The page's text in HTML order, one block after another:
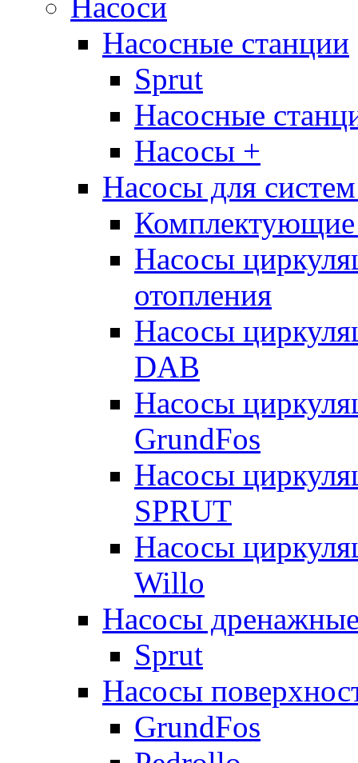
Насосные станции
Sprut
Насосные
Насосы +
Насосы для
Комплектующие
Насосы
отопления
Насосы
DAB
Насосы
GrundFos
Насосы
SPRUT
Насосы
Willo
Насосы
Sprut
Насосы
GrundFos